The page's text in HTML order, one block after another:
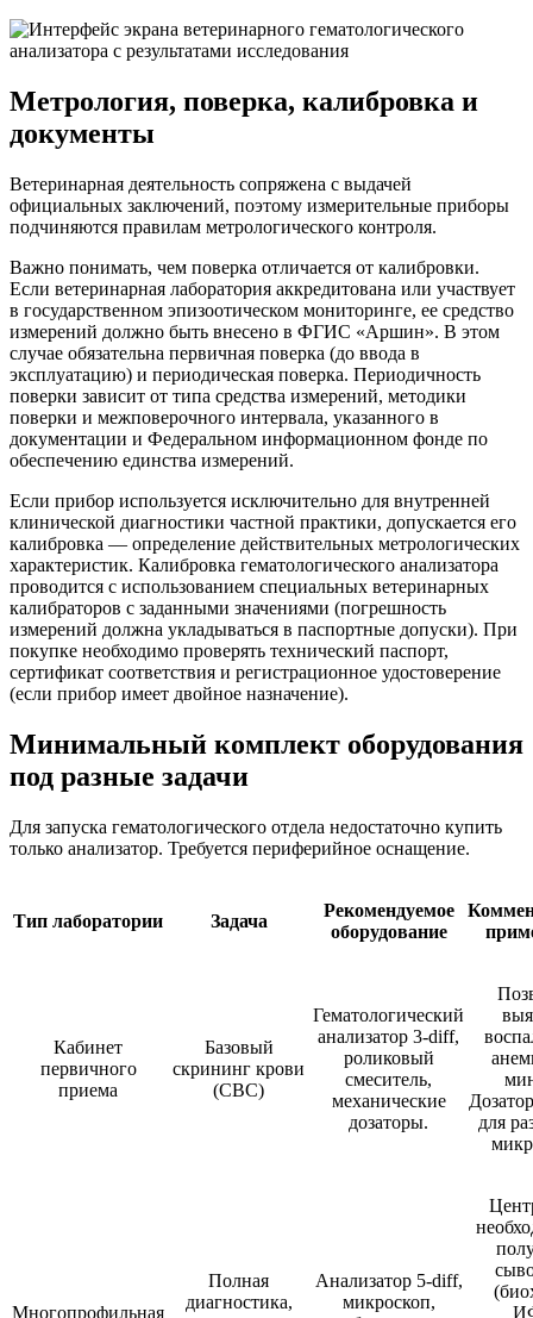
Метрология, поверка, калибровка и
документы
Ветеринарная деятельность сопряжена с выдачей
официальных заключений, поэтому измерительные приборы
подчиняются правилам метрологического контроля.
Важно понимать, чем поверка отличается от калибровки.
Если ветеринарная лаборатория аккредитована или участвует
в государственном эпизоотическом мониторинге, ее средство
измерений должно быть внесено в ФГИС «Аршин». В этом
случае обязательна первичная поверка (до ввода в
эксплуатацию) и периодическая поверка. Периодичность
поверки зависит от типа средства измерений, методики
поверки и межповерочного интервала, указанного в
документации и Федеральном информационном фонде по
обеспечению единства измерений.
Если прибор используется исключительно для внутренней
клинической диагностики частной практики, допускается его
калибровка — определение действительных метрологических
характеристик. Калибровка гематологического анализатора
проводится с использованием специальных ветеринарных
калибраторов с заданными значениями (погрешность
измерений должна укладываться в паспортные допуски). При
покупке необходимо проверять технический паспорт,
сертификат соответствия и регистрационное удостоверение
(если прибор имеет двойное назначение).
Минимальный комплект оборудования
под разные задачи
Для запуска гематологического отдела недостаточно купить
только анализатор. Требуется периферийное оснащение.
Тип лаборатории Задача
Рекомендуемое
оборудование
Кабинет
первичного
приема
Базовый
скрининг крови
(CBC)
Гематологический
анализатор 3-diff,
роликовый
смеситель,
механические
дозаторы.
для
Многопрофильная
Полная
диагностика,
Анализатор 5-diff,
микроскоп,